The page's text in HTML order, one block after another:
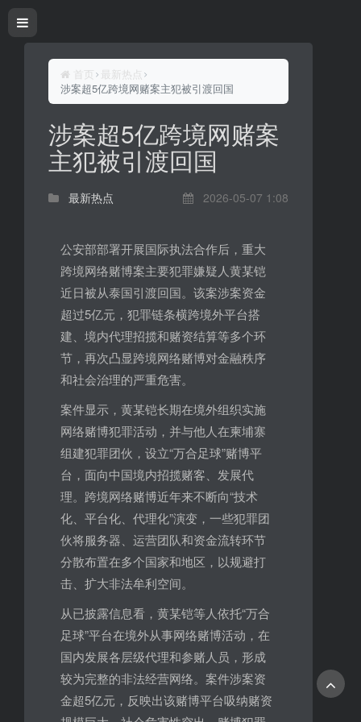
首页
最新热点
涉案超5亿跨境网赌案主犯被引渡回国
涉案超5亿跨境网赌案
主犯被引渡回国
最新热点 2026-05-07 1:08
公安部部署开展国际执法合作后，重大
跨境网络赌博案主要犯罪嫌疑人黄某铠
近日被从泰国引渡回国。该案涉案资金
超过5亿元，犯罪链条横跨境外平台搭
建、境内代理招揽和赌资结算等多个环
节，再次凸显跨境网络赌博对金融秩序
和社会治理的严重危害。
案件显示，黄某铠长期在境外组织实施
网络赌博犯罪活动，并与他人在柬埔寨
组建犯罪团伙，设立“万合足球”赌博平
台，面向中国境内招揽赌客、发展代
理。跨境网络赌博近年来不断向“技术
化、平台化、代理化”演变，一些犯罪团
伙将服务器、运营团队和资金流转环节
分散布置在多个国家和地区，以规避打
击、扩大非法牟利空间。
从已披露信息看，黄某铠等人依托“万合
足球”平台在境外从事网络赌博活动，在
国内发展各层级代理和参赌人员，形成
较为完整的非法经营网络。案件涉案资
金超5亿元，反映出该赌博平台吸纳赌资